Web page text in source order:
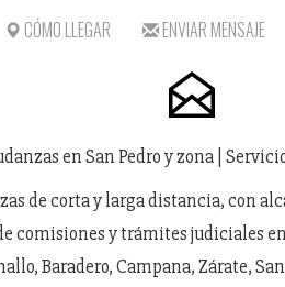
CÓMO LLEGAR ENVIAR MENSAJE
en San Pedro y zona |
de corta y larga distancia, con
comisiones y trámites judiciales
Baradero, Campana, Zárate,